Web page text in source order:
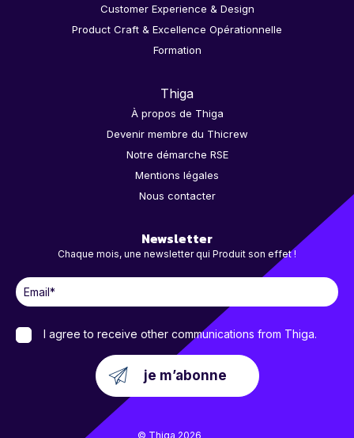
Customer Experience & Design
Product Craft & Excellence Opérationnelle
Formation
Thiga
À propos de Thiga
Devenir membre du Thicrew
Notre démarche RSE
Mentions légales
Nous contacter
Newsletter
Chaque mois, une newsletter qui Produit son effet !
I agree to receive other communications from Thiga.
© Thiga 2026